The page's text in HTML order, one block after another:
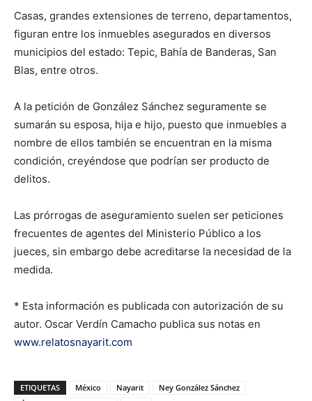
Casas, grandes extensiones de terreno, departamentos,
figuran entre los inmuebles asegurados en diversos
municipios del estado: Tepic, Bahía de Banderas, San
Blas, entre otros.
A la petición de González Sánchez seguramente se
sumarán su esposa, hija e hijo, puesto que inmuebles a
nombre de ellos también se encuentran en la misma
condición, creyéndose que podrían ser producto de
delitos.
Las prórrogas de aseguramiento suelen ser peticiones
frecuentes de agentes del Ministerio Público a los
jueces, sin embargo debe acreditarse la necesidad de la
medida.
* Esta información es publicada con autorización de su
autor. Oscar Verdín Camacho publica sus notas en
www.relatosnayarit.com
ETIQUETAS México Nayarit
Ney González Sánchez